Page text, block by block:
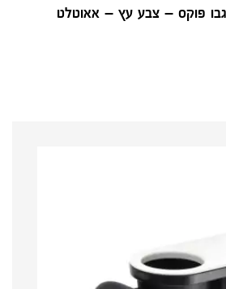
פוקס – צבע עץ – אאוטלט